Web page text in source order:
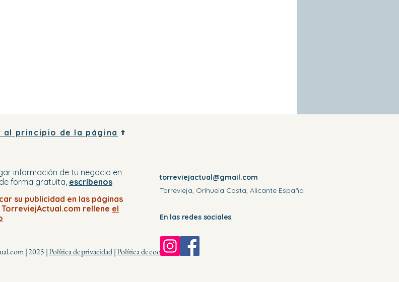
al principio de la página
información de tu negocio en
de forma gratuita, escríbenos
su publicidad en las páginas
TorreviejActual.com rellene el
| 2025 |Política de privacidad|Política de cookies
torreviejactual@gmail.com
Torrevieja, Orihuela Costa, Alicante España
En las redes sociales: